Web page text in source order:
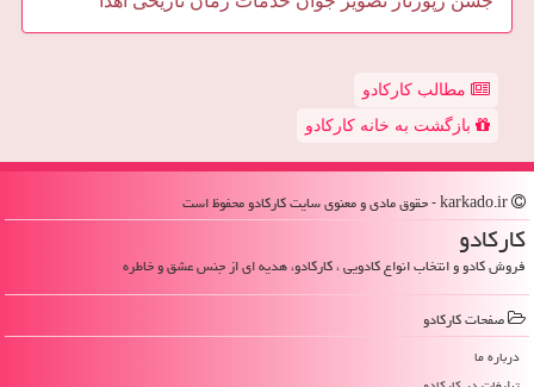
مطالب کارکادو
بازگشت به خانه کارکادو
كاركادو
فروش کادو و انتخاب انواع کادویی ، کارکادو، هدیه ای از جنس عشق و خاطره
صفحات كاركادو
درباره ما